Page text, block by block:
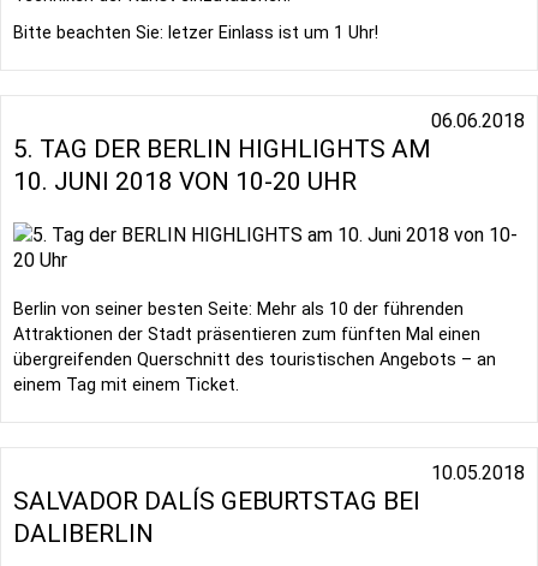
Bitte beachten Sie: letzer Einlass ist um 1 Uhr!
06.06.2018
5. TAG DER BERLIN HIGHLIGHTS AM
10. JUNI 2018 VON 10-20 UHR
Berlin von seiner besten Seite: Mehr als 10 der führenden
Attraktionen der Stadt präsentieren zum fünften Mal einen
übergreifenden Querschnitt des touristischen Angebots – an
einem Tag mit einem Ticket.
10.05.2018
SALVADOR DALÍS GEBURTSTAG BEI
DALIBERLIN